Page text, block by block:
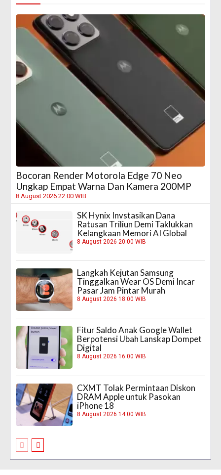
Bocoran Render Motorola Edge 70 Neo
Ungkap Empat Warna Dan Kamera 200MP
8 August 2026 22:00 WIB
SK Hynix Invstasikan Dana
Ratusan Triliun Demi Taklukkan
Kelangkaan Memori AI Global
8 August 2026 20:00 WIB
Langkah Kejutan Samsung
Tinggalkan Wear OS Demi Incar
Pasar Jam Pintar Murah
8 August 2026 18:00 WIB
Fitur Saldo Anak Google Wallet
Berpotensi Ubah Lanskap Dompet
Digital
8 August 2026 16:00 WIB
CXMT Tolak Permintaan Diskon
DRAM Apple untuk Pasokan
iPhone 18
8 August 2026 14:00 WIB